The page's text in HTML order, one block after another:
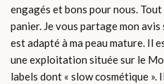
engagés et bons pour nous.
panier. Je vous partage mon
est adapté à ma peau mature. Il
une exploitation située sur le
labels dont « slow cosmétique